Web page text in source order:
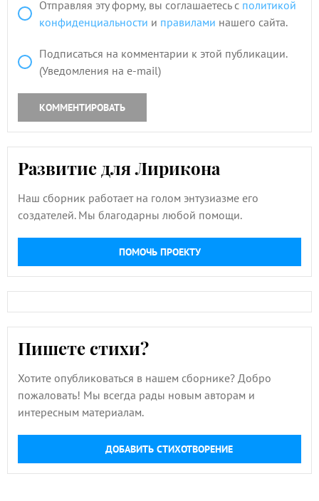
Отправляя эту форму, вы соглашаетесь с политикой
конфиденциальности и правилами нашего сайта.
Подписаться на комментарии к этой публикации.
(Уведомления на e-mail)
КОММЕНТИРОВАТЬ
Развитие для Лирикона
Наш сборник работает на голом энтузиазме его
создателей. Мы благодарны любой помощи.
ПОМОЧЬ ПРОЕКТУ
Пишете стихи?
Хотите опубликоваться в нашем сборнике? Добро
пожаловать! Мы всегда рады новым авторам и
интересным материалам.
ДОБАВИТЬ СТИХОТВОРЕНИЕ